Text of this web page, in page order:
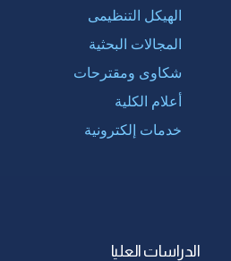
الهيكل التنظيمى
المجالات البحثية
شكاوى ومقترحات
أعلام الكلية
خدمات إلكترونية
الدراسات العليا